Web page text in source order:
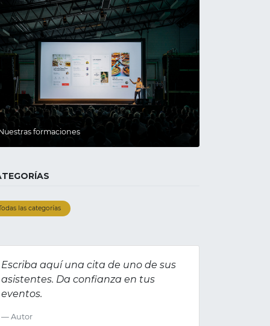
formaciones
las categorías
Escriba aquí una cita de uno de sus
asistentes. Da confianza en tus
eventos.
Autor